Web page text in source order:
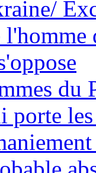
du
porte